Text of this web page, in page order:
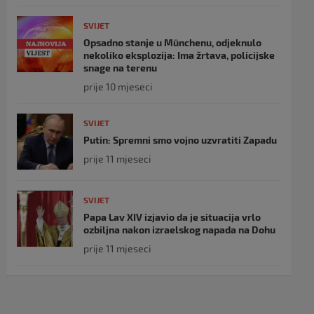
SVIJET
Opsadno stanje u Münchenu, odjeknulo
nekoliko eksplozija: Ima žrtava, policijske
snage na terenu
prije 10 mjeseci
SVIJET
Putin: Spremni smo vojno uzvratiti Zapadu
prije 11 mjeseci
SVIJET
Papa Lav XIV izjavio da je situacija vrlo
ozbiljna nakon izraelskog napada na Dohu
prije 11 mjeseci